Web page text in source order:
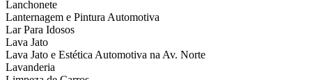
Lanchonete
Lanternagem e Pintura Automotiva
Lar Para Idosos
Lava Jato
Lava Jato e Estética Automotiva na Av. Norte
Lavanderia